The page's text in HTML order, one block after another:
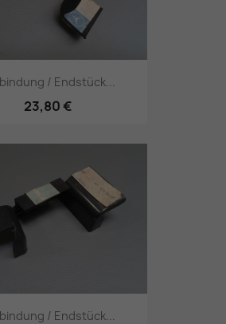
/ Endstück...
23,80 €
/ Endstück...